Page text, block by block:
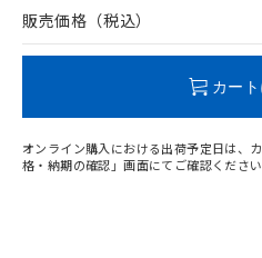
問い合わせください。
販売価格（税込）
カー
オンライン購入における出荷予定日は、
格・納期の確認」画面にてご確認ください